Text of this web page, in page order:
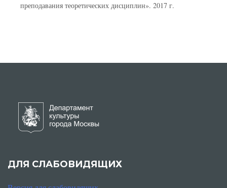
преподавания теоретических дисциплин». 2017 г.
ДЛЯ СЛАБОВИДЯЩИХ